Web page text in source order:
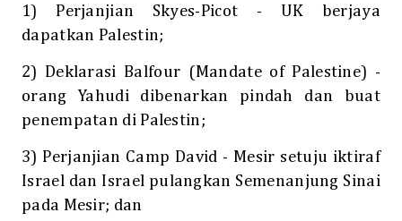
1) Perjanjian Skyes-Picot - UK berjaya
dapatkan Palestin;
2) Deklarasi Balfour (Mandate of Palestine) -
orang Yahudi dibenarkan pindah dan buat
penempatan di Palestin;
3) Perjanjian Camp David - Mesir setuju iktiraf
Israel dan Israel pulangkan Semenanjung Sinai
pada Mesir; dan